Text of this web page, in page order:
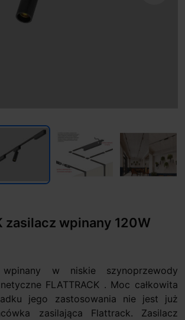
zasilacz wpinany 120W
w niskie szynoprzewody
FLATTRACK . Moc całkowita
jego zastosowania nie jest już
zasilająca Flattrack. Zasilacz